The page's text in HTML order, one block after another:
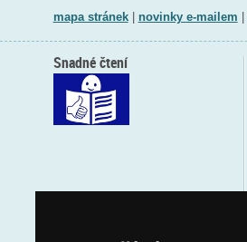
mapa stránek| novinky e-mailem
Snadné čtení